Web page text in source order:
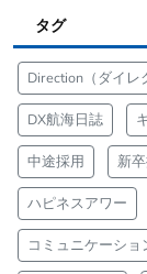
タグ
Direction（ダイレ
DX航海日誌
中途採用 新
ハピネスアワー
コミュニケーショ